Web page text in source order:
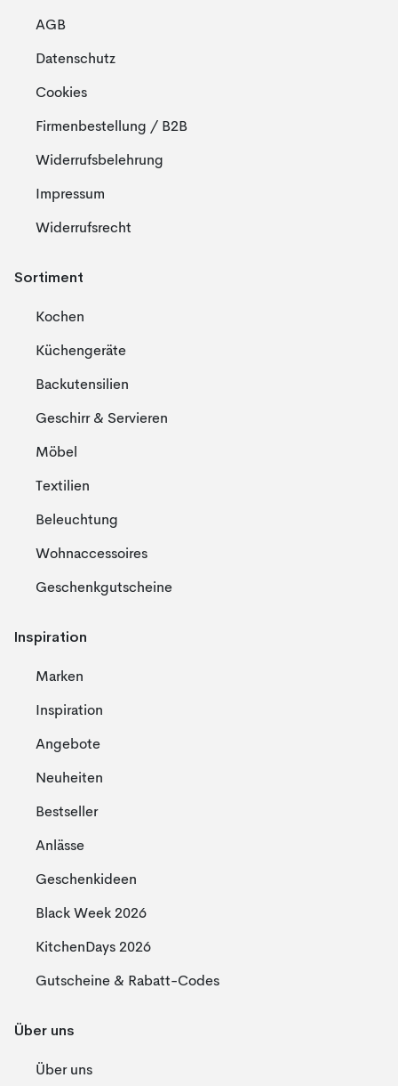
AGB
Datenschutz
Cookies
Firmenbestellung / B2B
Widerrufsbelehrung
Impressum
Widerrufsrecht
Sortiment
Kochen
Küchengeräte
Backutensilien
Geschirr & Servieren
Möbel
Textilien
Beleuchtung
Wohnaccessoires
Geschenkgutscheine
Inspiration
Marken
Inspiration
Angebote
Neuheiten
Bestseller
Anlässe
Geschenkideen
Black Week 2026
KitchenDays 2026
Gutscheine & Rabatt-Codes
Über uns
Über uns